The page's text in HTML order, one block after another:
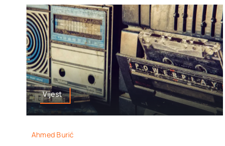
Vijest
Ahmed Burić